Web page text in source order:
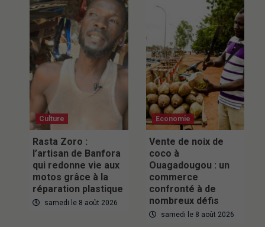
Culture
Rasta Zoro :
l’artisan de Banfora
qui redonne vie aux
motos grâce à la
réparation plastique
samedi le 8 août 2026
Economie
Vente de noix de
coco à
Ouagadougou : un
commerce
confronté à de
nombreux défis
samedi le 8 août 2026